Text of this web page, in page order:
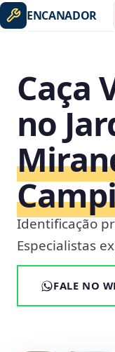
ENCANADOR
Caça
no
Identificação
Especialistas
FALE NO